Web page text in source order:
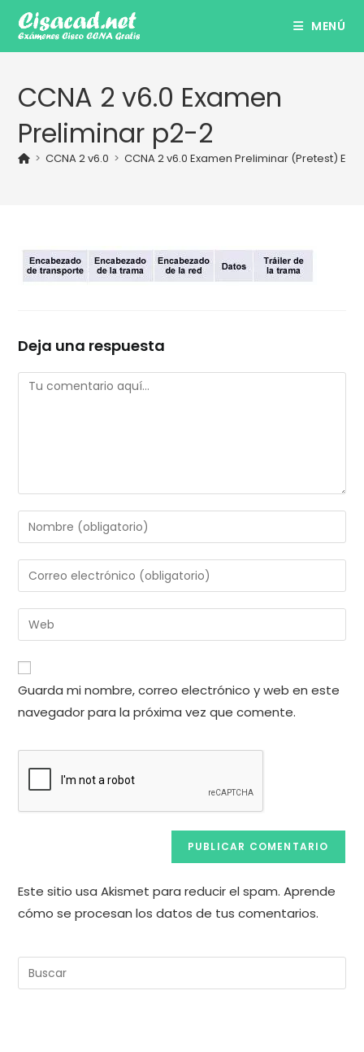
contenido
MENÚ
CCNA 2 v6.0 Examen
Preliminar p2-2
> CCNA 2 v6.0 > CCNA 2 v6.0 Examen Preliminar (Pretest)
Deja una respuesta
Comentario
Introduce
tu
nombre
de
usuario
para
comentar
Introduce
tu
dirección
de
electrónico
para
comentar
Introduce
la
URL
de
tu
web
Guarda mi nombre, correo electrónico y web en este
navegador para la próxima vez que comente.
Este sitio usa Akismet para reducir el spam.Aprende
cómo se procesan los datos de tus comentarios.